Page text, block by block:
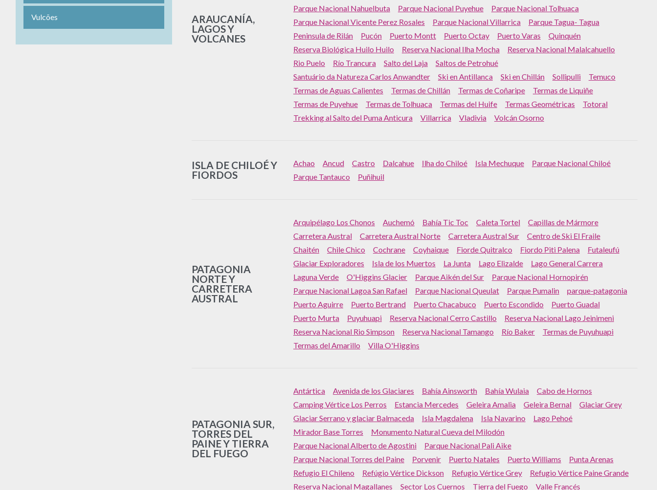
Vulcões
ARAUCANÍA,
LAGOS Y
VOLCANES
Parque Nacional Nahuelbuta
Parque Nacional Puyehue
Parque Nacional Tolhuaca
Parque Nacional Vicente Perez Rosales
Parque Nacional Villarrica
Parque Tagua- Tagua
Peninsula de Rilán
Pucón Puerto Montt Puerto Octay Puerto Varas
Quinquén
Reserva Biológica Huilo Huilo
Reserva Nacional Ilha Mocha
Reserva Nacional Malalcahuello
Rio Puelo
Río Trancura Salto del Laja
Saltos de Petrohué
Santuário da Natureza Carlos Anwandter
Ski en Antillanca Ski en Chillán Sollipulli
Temuco
Termas de Aguas Calientes
Termas de Chillán Termas de Coñaripe
Termas de Liquiñe
Termas de Puyehue
Termas de Tolhuaca Termas del Huife Termas Geométricas
Totoral
Trekking al Salto del Puma Anticura
Villarrica Vladivia Volcán Osorno
ISLA DE CHILOÉ Y
FIORDOS
Achao Ancud Castro Dalcahue Ilha do Chiloé Isla Mechuque
Parque Nacional Chiloé
Parque Tantauco
Puñihuil
PATAGONIA
NORTE Y
CARRETERA
AUSTRAL
Arquipélago Los Chonos Auchemó Bahía Tic Toc Caleta Tortel
Capillas de Mármore
Carretera Austral
Carretera Austral Norte Carretera Austral Sur
Centro de Ski El Fraile
Chaitén
Chile Chico Cochrane Coyhaique Fiorde Quitralco Fiordo Piti Palena
Futaleufú
Glaciar Exploradores
Isla de los Muertos La Junta Lago Elizalde
Lago General Carrera
Laguna Verde
O'Higgins Glacier Parque Aikén del Sur
Parque Nacional Hornopirén
Parque Nacional Lagoa San Rafael
Parque Nacional Queulat Parque Pumalin
parque-patagonia
Puerto Aguirre
Puerto Bertrand Puerto Chacabuco Puerto Escondido
Puerto Guadal
Puerto Murta
Puyuhuapi Reserva Nacional Cerro Castillo
Reserva Nacional Lago Jeinimeni
Reserva Nacional Rio Simpson
Reserva Nacional Tamango Río Baker
Termas de Puyuhuapi
Termas del Amarillo
Villa O'Higgins
PATAGONIA SUR,
TORRES DEL
PAINE Y TIERRA
DEL FUEGO
Antártica Avenida de los Glaciares Bahía Ainsworth Bahía Wulaia
Cabo de Hornos
Camping Vértice Los Perros
Estancia Mercedes Geleira Amalia Geleira Bernal
Glaciar Grey
Glaciar Serrano y glaciar Balmaceda
Isla Magdalena Isla Navarino
Lago Pehoé
Mirador Base Torres
Monumento Natural Cueva del Milodón
Parque Nacional Alberto de Agostini
Parque Nacional Pali Aike
Parque Nacional Torres del Paine
Porvenir Puerto Natales Puerto Williams
Punta Arenas
Refugio El Chileno
Refúgio Vértice Dickson Refugio Vértice Grey
Refugio Vértice Paine Grande
Reserva Nacional Magallanes
Sector Los Cuernos Tierra del Fuego Valle Francés